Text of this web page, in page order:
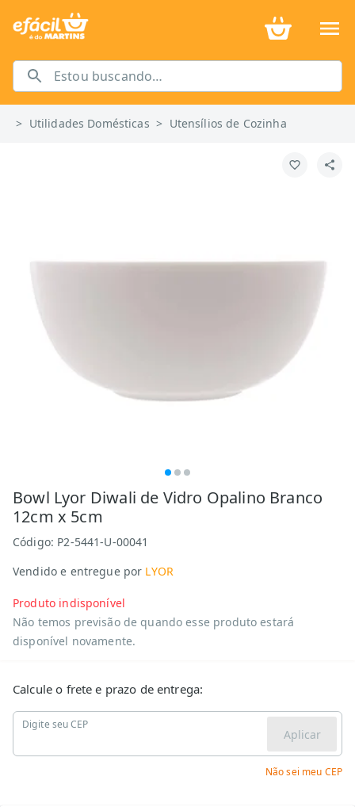
> Utilidades Domésticas > Utensílios de Cozinha
Bowl Lyor Diwali de Vidro Opalino Branco
12cm x 5cm
Código: P2-5441-U-00041
Vendido e entregue por LYOR
Produto indisponível
Não temos previsão de quando esse produto estará
disponível novamente.
Calcule o frete e prazo de entrega:
Digite seu CEP
Aplicar
Não sei meu CEP